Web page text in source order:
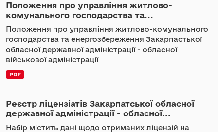
Положення про управління житлово-
комунального господарства та...
Положення про управління житлово-комунального
господарства та енергозбереження Закарпастької
обласної державної адміністрації - обласної
військової адміністрації
PDF
Реєстр ліцензіатів Закарпатської обласної
державної адміністрації - обласної...
Набір містить дані щодо отриманих ліцензій на